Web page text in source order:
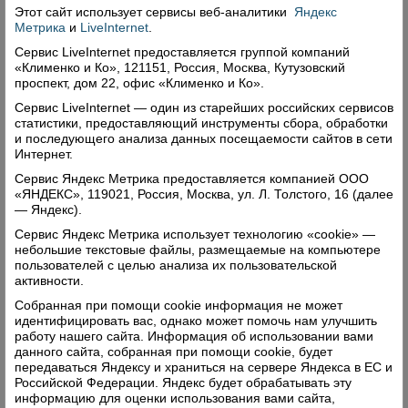
Валентина Сергеевна и ее первоклассники.
1963 год
Ольга ГУЛИНА. Фото автора и из архива
юбиляра
"Верховажский вестник" №76 за 5 октября 2018
года
Поделиться
Этот сайт использует сервисы веб-аналитики
Яндекс
Метрика и LiveInternet
Сервис LiveInternet предоставляется группой компаний
«Клименко и Ко», 121151, Россия, Москва, Кутузовский
проспект, дом 22, офис «Клименко и Ко».
Сервис LiveInternet — один из старейших российских сервисов
статистики, предоставляющий инструменты сбора, обработки
и последующего анализа данных посещаемости сайтов в сети
Интернет.
Сервис Яндекс Метрика предоставляется компанией ООО
«ЯНДЕКС», 119021, Россия, Москва, ул. Л. Толстого, 16 (далее
— Яндекс).
Сервис Яндекс Метрика использует технологию «cookie» —
небольшие текстовые файлы, размещаемые на компьютере
пользователей с целью анализа их пользовательской
активности.
Собранная при помощи cookie информация не может
идентифицировать вас, однако может помочь нам улучшить
работу нашего сайта. Информация об использовании вами
данного сайта, собранная при помощи cookie, будет
передаваться Яндексу и храниться на сервере Яндекса в ЕС и
Российской Федерации. Яндекс будет обрабатывать эту
информацию для оценки использования вами сайта,